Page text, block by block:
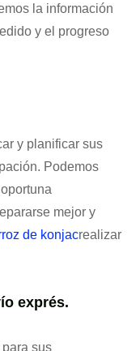
la información
y el progreso
y planificar sus
Podemos
mejor y
de konjacrealizar
exprés.
sus